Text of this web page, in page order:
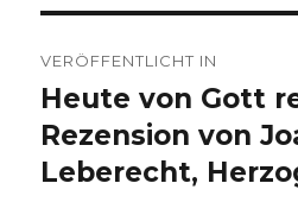
VERÖFFENTLICHT IN
Heute von Gott
Rezension von
Leberecht,